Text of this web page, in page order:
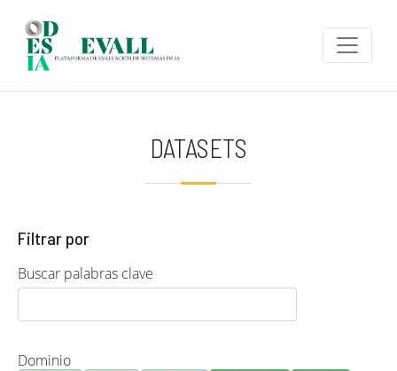
DATASETS
Filtrar por
Buscar palabras clave
Dominio